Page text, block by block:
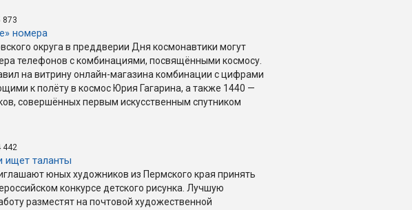
873
номера
округа в преддверии Дня космонавтики могут
телефонов с комбинациями, посвящёнными космосу.
на витрину онлайн-магазина комбинации с цифрами
к полёту в космос Юрия Гагарина, а также 1440 —
совершённых первым искусственным спутником
442
ищет таланты
юных художников из Пермского края принять
конкурсе детского рисунка. Лучшую
разместят на почтовой художественной